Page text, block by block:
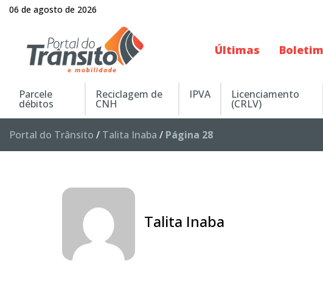
06 de agosto de 2026
Últimas Boletim
Parcele
débitos
Reciclagem de
CNH
IPVA Licenciamento
(CRLV)
Portal do Trânsito / Talita Inaba / Página 28
Talita Inaba